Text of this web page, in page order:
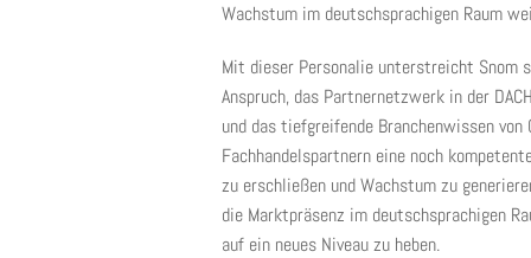
Wachstum im deutschsprachigen Raum
Mit dieser Personalie unterstreicht Snom
Anspruch, das Partnernetzwerk in der
und das tiefgreifende Branchenwissen von
Fachhandelspartnern eine noch
zu erschließen und Wachstum zu
die Marktpräsenz im deutschsprachigen
auf ein neues Niveau zu heben.